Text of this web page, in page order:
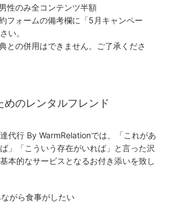
性のみ全コンテンツ半額
フォームの備考欄に「5月キャンペー
い。
との併用はできません。ご了承くださ
めのレンタルフレンド
代行 By WarmRelationでは、「これがあ
」「こういう存在がいれば」と言った沢
本的なサービスとなるお付き添いを致し
がら食事がしたい